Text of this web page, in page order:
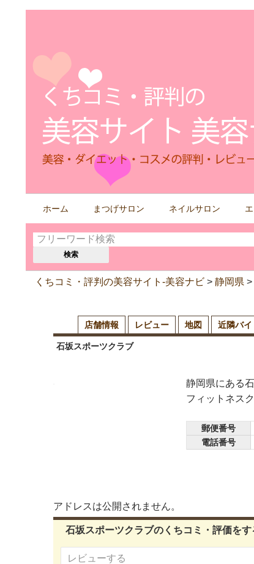
す
る
ホーム まつげサロン ネイルサロン
くちコミ・評判の美容サイト-美容ナビ > 静岡県 >
店舗情報 レビュー 地図 近隣バイ
石坂スポーツクラブ
静岡県にある
フィットネス
郵便番号
電話番号
アドレスは公開されません。
石坂スポーツクラブのくちコミ・評価をす